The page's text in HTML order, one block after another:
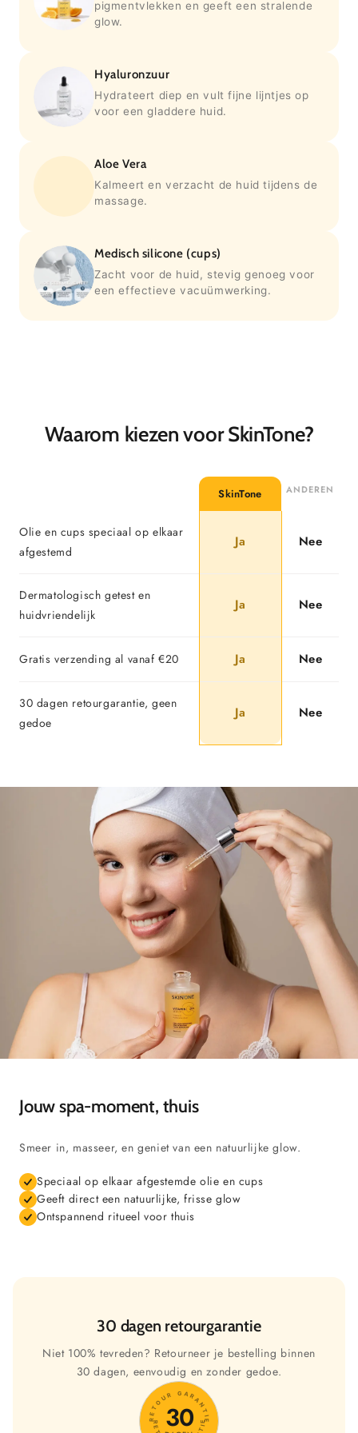
pigmentvlekken en geeft een stralende
glow.
Hyaluronzuur
Hydrateert diep en vult fijne lijntjes op
voor een gladdere huid.
Aloe Vera
Kalmeert en verzacht de huid tijdens de
massage.
Medisch silicone (cups)
Zacht voor de huid, stevig genoeg voor
een effectieve vacuümwerking.
Waarom kiezen voor SkinTone?
SkinTone ANDEREN
Olie en cups speciaal op elkaar
afgestemd
Ja Nee
Dermatologisch getest en
huidvriendelijk
Ja Nee
Gratis verzending al vanaf €20 Ja Nee
30 dagen retourgarantie, geen
gedoe
Ja Nee
Jouw spa-moment, thuis
Smeer in, masseer, en geniet van een natuurlijke glow.
Speciaal op elkaar afgestemde olie en cups
Geeft direct een natuurlijke, frisse glow
Ontspannend ritueel voor thuis
30 dagen retourgarantie
Niet 100% tevreden? Retourneer je bestelling binnen
30 dagen, eenvoudig en zonder gedoe.
RETOUR GARANTIE
30